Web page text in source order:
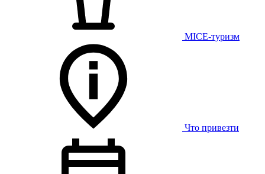
MICE-туризм
Что привезти